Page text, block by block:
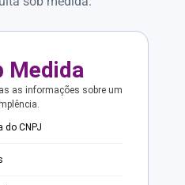
Medida
as informações sobre um
do CNPJ